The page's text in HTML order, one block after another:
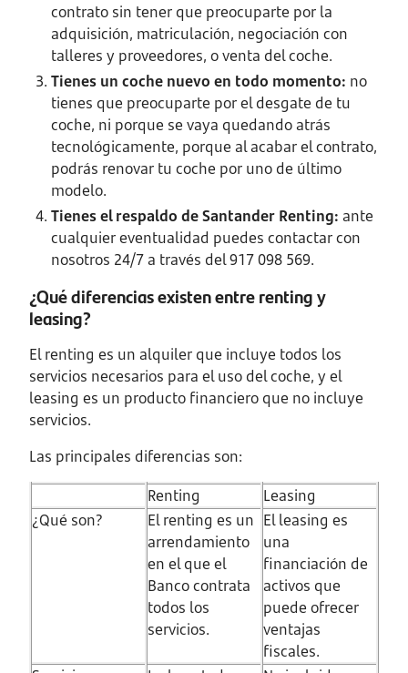
contrato sin tener que preocuparte por la
adquisición, matriculación, negociación con
talleres y proveedores, o venta del coche.
Tienes un coche nuevo en todo momento: no
tienes que preocuparte por el desgate de tu
coche, ni porque se vaya quedando atrás
tecnológicamente, porque al acabar el contrato,
podrás renovar tu coche por uno de último
modelo.
Tienes el respaldo de Santander Renting: ante
cualquier eventualidad puedes contactar con
nosotros 24/7 a través del 917 098 569.
¿Qué diferencias existen entre renting y
leasing?
El renting es un alquiler que incluye todos los
servicios necesarios para el uso del coche, y el
leasing es un producto financiero que no incluye
servicios.
Las principales diferencias son:
Renting
Leasing
¿Qué son?
El renting es un
arrendamiento
en el que el
Banco contrata
todos los
servicios.
El leasing es
una
financiación de
activos que
puede ofrecer
ventajas
fiscales.